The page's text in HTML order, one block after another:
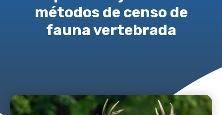
métodos de censo de
fauna vertebrada